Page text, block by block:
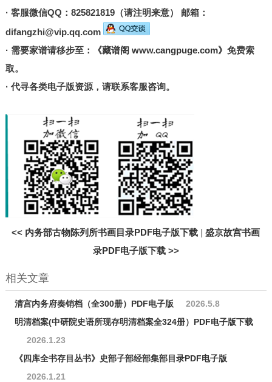
· 客服微信QQ：825821819（请注明来意） 邮箱：
difangzhi@vip.qq.com
· 需要家谱请移步至：
《藏谱阁 www.cangpuge.com》 免费索
取。
· 代寻各类电子版资源，请联系客服咨询。
<< 内务部古物陈列所书画目录PDF电子版下载 |盛京故宫书画
录PDF电子版下载>>
相关文章
清宫内务府奏销档（全300册）PDF电子版
2026.5.8
明清档案(中研院史语所现存明清档案全324册）PDF电子版下载
2026.1.23
《四库全书存目丛书》史部子部经部集部目录PDF电子版
2026.1.21